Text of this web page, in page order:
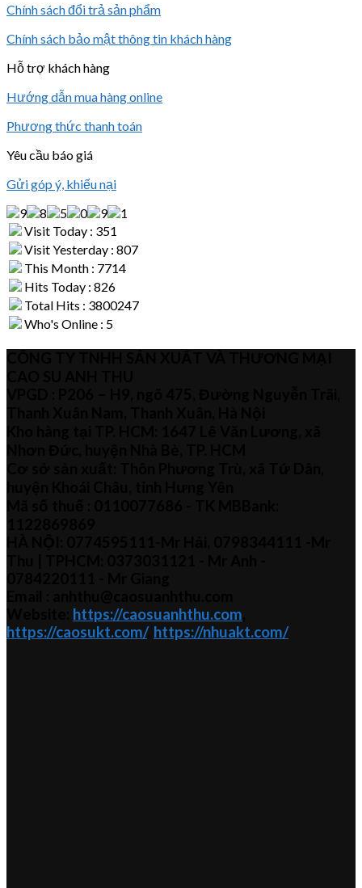
Chính sách đổi trả sản phẩm
Chính sách bảo mật thông tin khách hàng
Hỗ trợ khách hàng
Hướng dẫn mua hàng online
Phương thức thanh toán
Yêu cầu báo giá
Gửi góp ý, khiếu nại
Visit Today : 351
Visit Yesterday : 807
This Month : 7714
Hits Today : 826
Total Hits : 3800247
Who's Online : 5
https://caosuanhthu.com
https://caosukt.com/, https://nhuakt.com/